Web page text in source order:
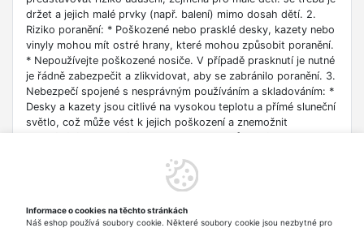
držet a jejich malé prvky (např. balení) mimo dosah dětí. 2.
Riziko poranění: * Poškozené nebo prasklé desky, kazety nebo
vinyly mohou mít ostré hrany, které mohou způsobit poranění.
* Nepoužívejte poškozené nosiče. V případě prasknutí je nutné
je řádně zabezpečit a zlikvidovat, aby se zabránilo poranění. 3.
Nebezpečí spojené s nesprávným používáním a skladováním: *
Desky a kazety jsou citlivé na vysokou teplotu a přímé sluneční
světlo, což může vést k jejich poškození a znemožnit
se ohýbání nosičů, protože mohou prasknout, což může
způsobit zranění nebo poškození přehrávače. 4. Bezpečnost
měkkého, suchého hadříku. * Vyhněte se použití agresivních
Informace o cookies na těchto stránkách
Náš eshop používá soubory cookie. Některé soubory cookie jsou nezbytné pro